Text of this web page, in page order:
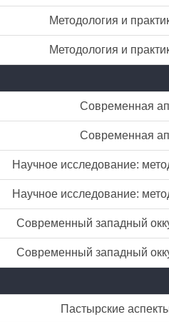
Методология и
Методология и
Современная
Современная
Научное исследование:
Научное исследование:
Современный западный
Современный западный
Пастырские